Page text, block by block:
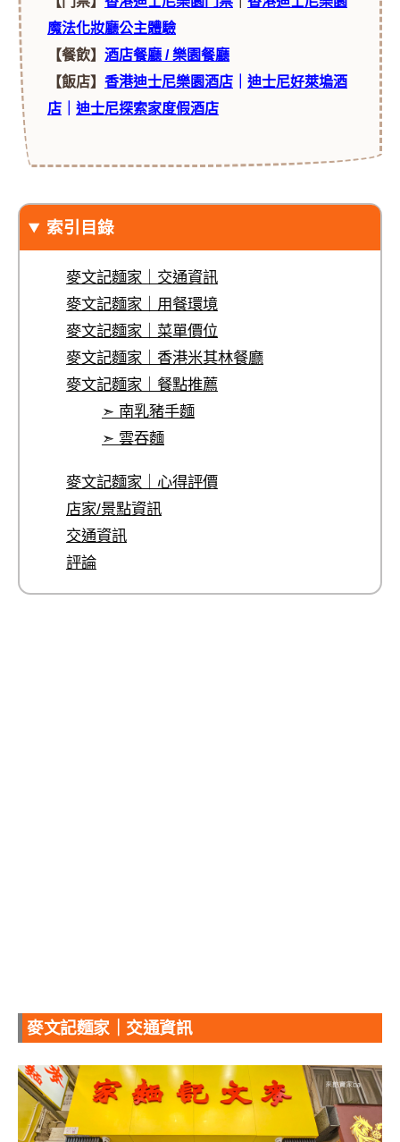
魔法化妝廳公主體驗
【餐飲】 酒店餐廳 / 樂園餐廳
【飯店】 香港迪士尼樂園酒店
迪士尼好萊塢酒
店
迪士尼探索家度假酒店
索引目錄
麥文記麵家｜交通資訊
麥文記麵家｜用餐環境
麥文記麵家｜菜單價位
麥文記麵家｜香港米其林餐廳
麥文記麵家｜餐點推薦
➣ 南乳豬手麵
➣ 雲吞麵
麥文記麵家｜心得評價
店家/景點資訊
交通資訊
評論
麥文記麵家｜交通資訊